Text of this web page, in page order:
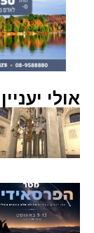
אולי